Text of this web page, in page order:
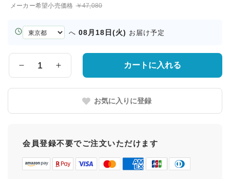
メーカー希望小売価格 ￥47,080
お
届
県
へ 08月18日(火) お届け予定
量
カートに入れる
お気に入りに登録
会員登録不要でご注文いただけます